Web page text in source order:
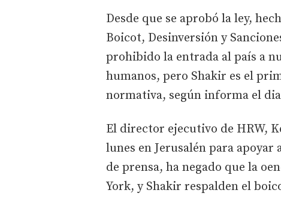
Desde que se aprobó la ley,
Boicot, Desinversión y
prohibido la entrada al país a
humanos, pero Shakir es el
normativa, según informa el
El director ejecutivo de HRW,
lunes en Jerusalén para apoyar
de prensa, ha negado que la
York, y Shakir respalden el